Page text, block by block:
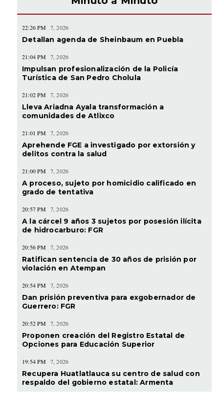
22:26 PM 7, 2026
Detallan agenda de Sheinbaum en Puebla
21:04 PM 7, 2026
Impulsan profesionalización de la Policía
Turística de San Pedro Cholula
21:02 PM 7, 2026
Lleva Ariadna Ayala transformación a
comunidades de Atlixco
21:01 PM 7, 2026
Aprehende FGE a investigado por extorsión y
delitos contra la salud
21:00 PM 7, 2026
A proceso, sujeto por homicidio calificado en
grado de tentativa
20:57 PM 7, 2026
A la cárcel 9 años 3 sujetos por posesión ilícita
de hidrocarburo: FGR
20:56 PM 7, 2026
Ratifican sentencia de 30 años de prisión por
violación en Atempan
20:54 PM 7, 2026
Dan prisión preventiva para exgobernador de
Guerrero: FGR
20:52 PM 7, 2026
Proponen creación del Registro Estatal de
Opciones para Educación Superior
19:54 PM 7, 2026
Recupera Huatlatlauca su centro de salud con
respaldo del gobierno estatal: Armenta